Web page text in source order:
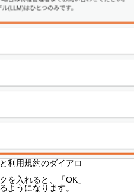
利用規約のダイアロ
を入れると、「OK」
ようになります。